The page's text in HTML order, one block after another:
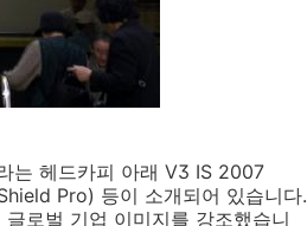
는 헤드카피 아래 V3 IS 2007
Pro) 등이 소개되어 있습니다.
로벌 기업 이미지를 강조했습니